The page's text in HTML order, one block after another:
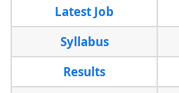
Latest Job
Syllabus
Results